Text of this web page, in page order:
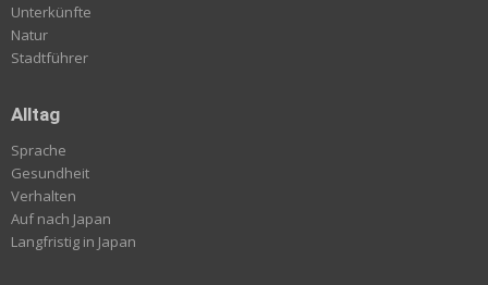
Unterkünfte
Natur
Stadtführer
Alltag
Sprache
Gesundheit
Verhalten
Auf nach Japan
Langfristig in Japan